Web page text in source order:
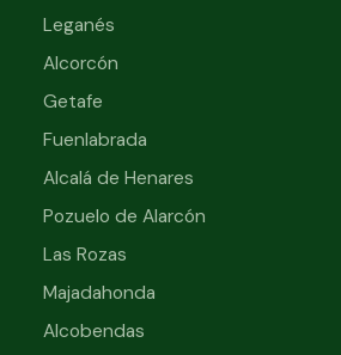
Leganés
Alcorcón
Getafe
Fuenlabrada
Alcalá de Henares
Pozuelo de Alarcón
Las Rozas
Majadahonda
Alcobendas